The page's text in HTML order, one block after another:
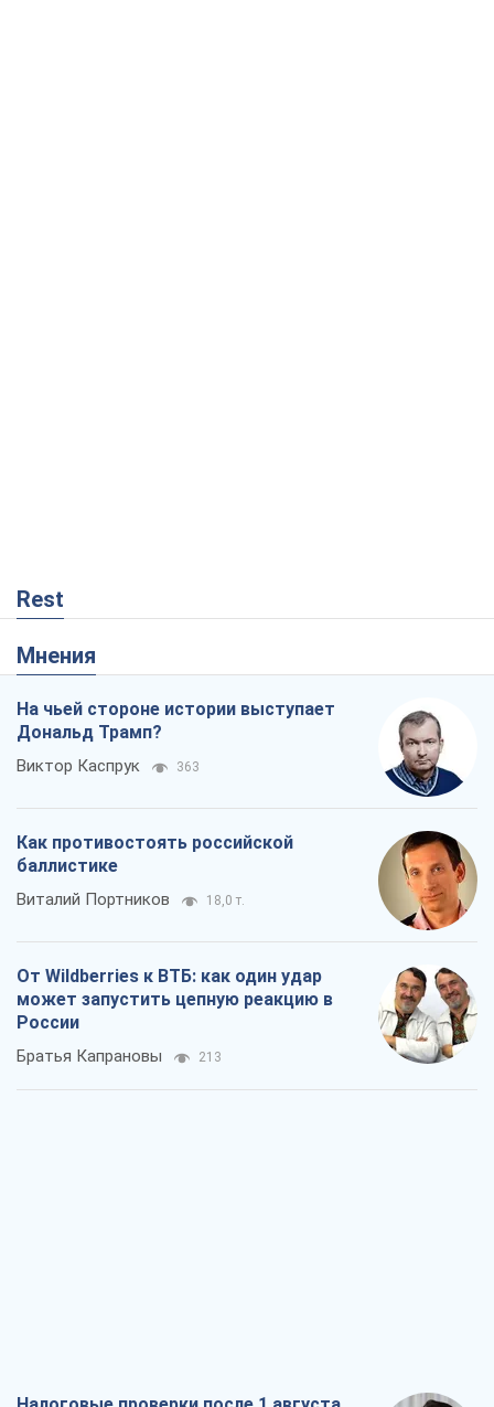
Rest
Мнения
На чьей стороне истории выступает
Дональд Трамп?
Виктор Каспрук 363
Как противостоять российской
баллистике
Виталий Портников 18,0 т.
От Wildberries к ВТБ: как один удар
может запустить цепную реакцию в
России
Братья Капрановы 213